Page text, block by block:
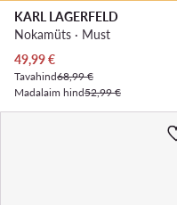
KARL LAGERFELD
Nokamüts · Must
Praegune hind
49,99€
Tavahind68,99 €
Madalaim hind52,99 €